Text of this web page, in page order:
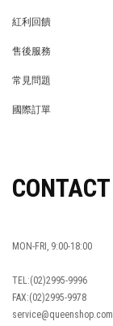
紅利回饋
售後服務
常見問題
國際訂單
MON-FRI, 9:00-18:00
TEL:(02)2995-9996
FAX:(02)2995-9978